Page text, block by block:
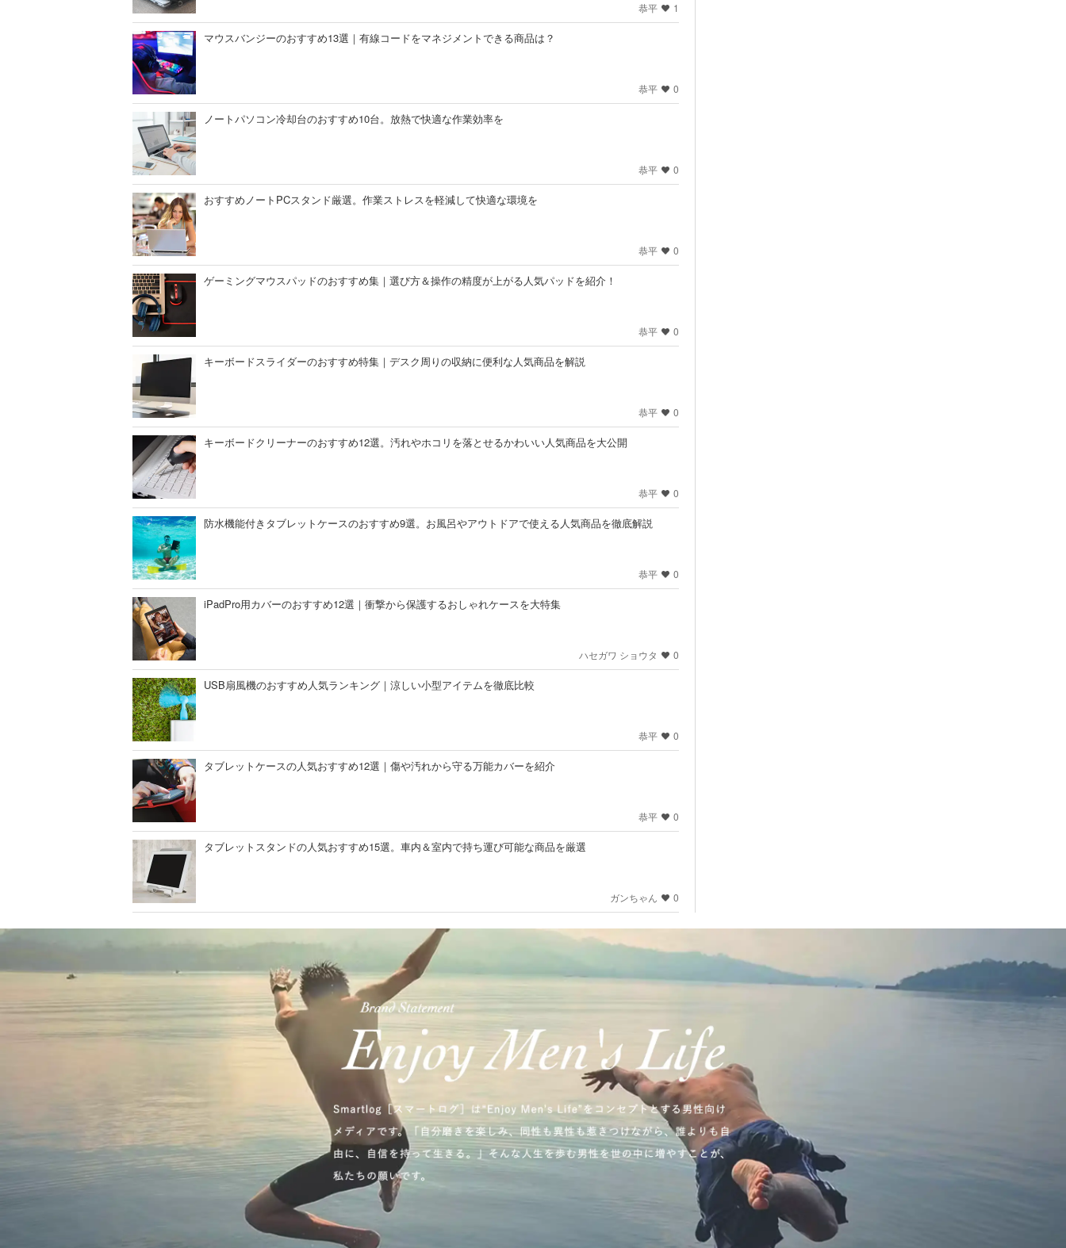
恭平 1
マウスバンジーのおすすめ13選｜有線コードをマネジメントできる商品は？
恭平 0
ノートパソコン冷却台のおすすめ10台。放熱で快適な作業効率を
恭平 0
おすすめノートPCスタンド厳選。作業ストレスを軽減して快適な環境を
恭平 0
ゲーミングマウスパッドのおすすめ集｜選び方＆操作の精度が上がる人気パッドを紹介！
恭平 0
キーボードスライダーのおすすめ特集｜デスク周りの収納に便利な人気商品を解説
恭平 0
キーボードクリーナーのおすすめ12選。汚れやホコリを落とせるかわいい人気商品を大公開
恭平 0
防水機能付きタブレットケースのおすすめ9選。お風呂やアウトドアで使える人気商品を徹底解説
恭平 0
iPadPro用カバーのおすすめ12選｜衝撃から保護するおしゃれケースを大特集
ハセガワ ショウタ 0
USB扇風機のおすすめ人気ランキング｜涼しい小型アイテムを徹底比較
恭平 0
タブレットケースの人気おすすめ12選｜傷や汚れから守る万能カバーを紹介
恭平 0
タブレットスタンドの人気おすすめ15選。車内＆室内で持ち運び可能な商品を厳選
ガンちゃん 0